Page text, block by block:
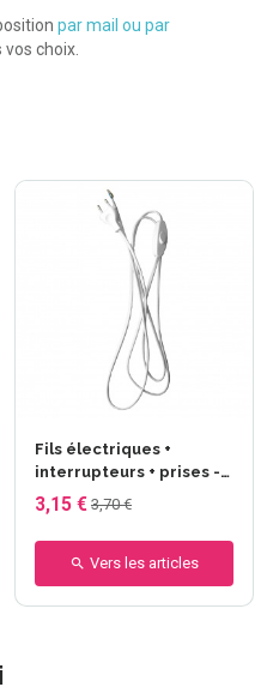
par mail ou par
choix.
Fils électriques +
interrupteurs + prises -
Fil électrique +
interrupteur + prise - 2m
BLANC
3,15 € 3,70 €
Vers les articles